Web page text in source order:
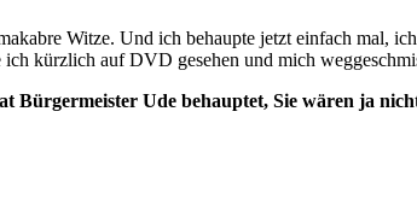
Witze. Und ich behaupte jetzt einfach mal,
kürzlich auf DVD gesehen und mich
Bürgermeister Ude behauptet, Sie wären ja